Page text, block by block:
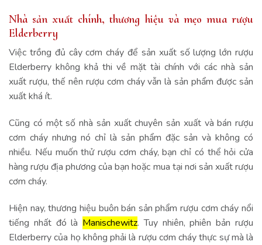
Nhà sản xuất chính, thương hiệu và mẹo mua rượu
Elderberry
Việc trồng đủ cây cơm cháy để sản xuất số lượng lớn rượu
Elderberry không khả thi về mặt tài chính với các nhà sản
xuất rượu, thế nên rượu cơm cháy vẫn là sản phẩm được sản
xuất khá ít.
Cũng có một số nhà sản xuất chuyên sản xuất và bán rượu
cơm cháy nhưng nó chỉ là sản phẩm đặc sản và không có
nhiều. Nếu muốn thử rượu cơm cháy, bạn chỉ có thể hỏi cửa
hàng rượu địa phương của bạn hoặc mua tại nơi sản xuất rượu
cơm cháy.
Hiện nay, thương hiệu buôn bán sản phẩm rượu cơm cháy nổi
tiếng nhất đó là Manischewitz. Tuy nhiên, phiên bản rượu
Elderberry của họ không phải là rượu cơm cháy thực sự mà là